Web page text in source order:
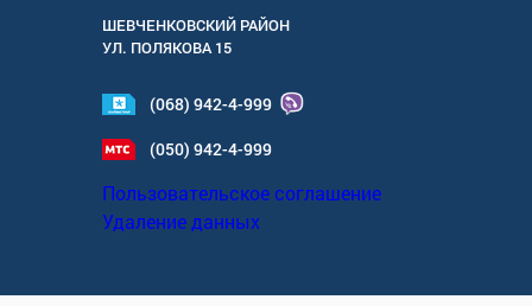
ШЕВЧЕНКОВСКИЙ РАЙОН
УЛ. ПОЛЯКОВА 15
(068) 942-4-999
(050) 942-4-999
Пользовательское соглашение
Удаление данных